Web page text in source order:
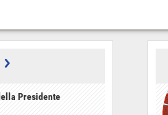
Presidente